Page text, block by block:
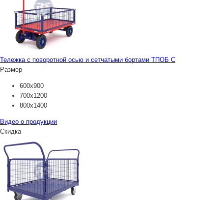
Тележка с поворотной осью и сетчатыми бортами ТПОБ С
Размер
600х900
700х1200
800х1400
Видео о продукции
Скидка